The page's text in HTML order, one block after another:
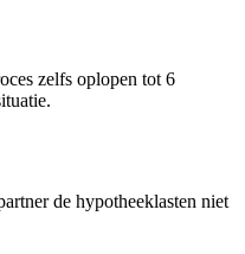
zelfs oplopen tot 6
de hypotheeklasten niet